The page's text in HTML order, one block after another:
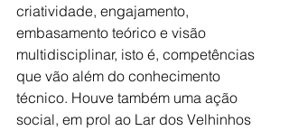
criatividade, engajamento,
embasamento teórico e visão
multidisciplinar, isto é, competências
que vão além do conhecimento
técnico. Houve também uma ação
social, em prol ao Lar dos Velhinhos